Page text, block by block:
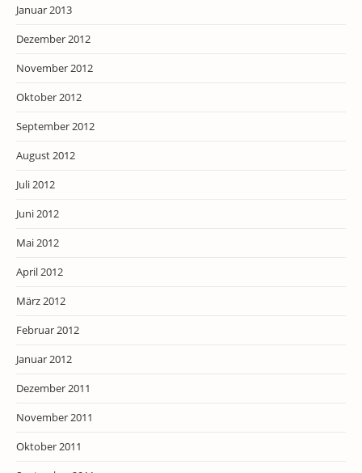
Januar 2013
Dezember 2012
November 2012
Oktober 2012
September 2012
August 2012
Juli 2012
Juni 2012
Mai 2012
April 2012
März 2012
Februar 2012
Januar 2012
Dezember 2011
November 2011
Oktober 2011